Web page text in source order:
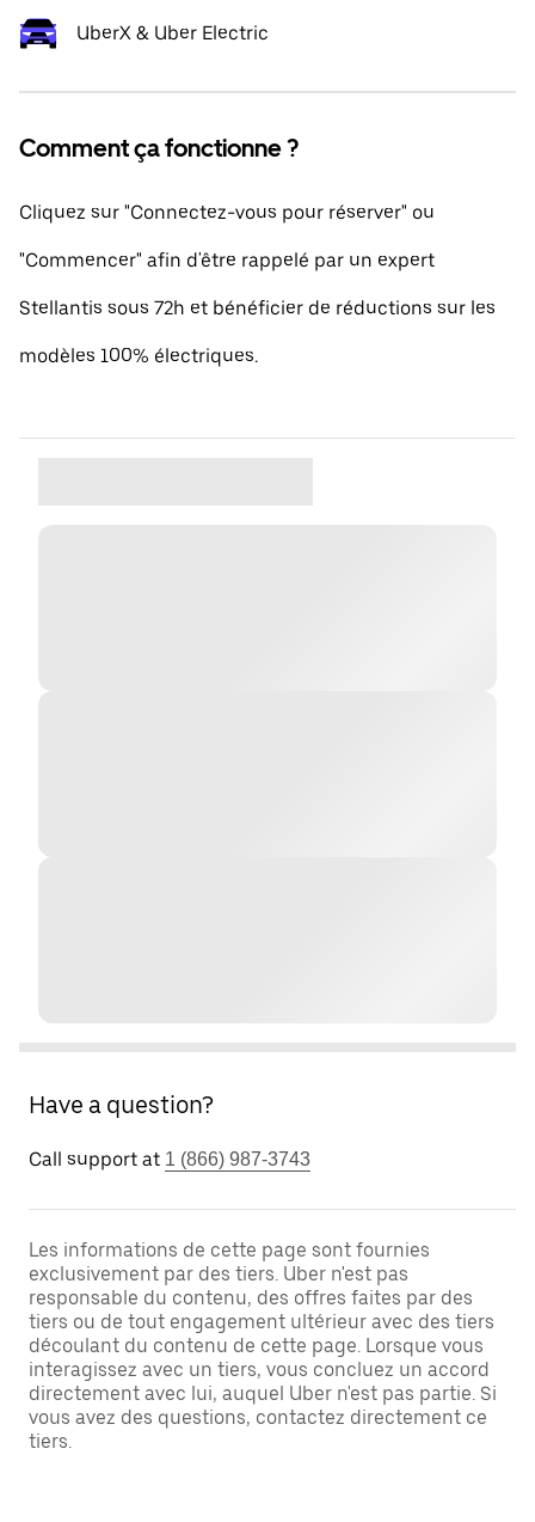
UberX & Uber Electric
Comment ça fonctionne ?
Cliquez sur "Connectez-vous pour réserver" ou
"Commencer" afin d'être rappelé par un expert
Stellantis sous 72h et bénéficier de réductions sur les
modèles 100% électriques.
Have a question?
Call support at 1 (866) 987-3743
Les informations de cette page sont fournies
exclusivement par des tiers. Uber n'est pas
responsable du contenu, des offres faites par des
tiers ou de tout engagement ultérieur avec des tiers
découlant du contenu de cette page. Lorsque vous
interagissez avec un tiers, vous concluez un accord
directement avec lui, auquel Uber n'est pas partie. Si
vous avez des questions, contactez directement ce
tiers.